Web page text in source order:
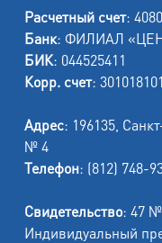
Расчетный счет:
Банк: ФИЛИАЛ
БИК: 044525411
Корр. счет:
Адрес: 196135,
№ 4
Телефон: (812) 748-
Свидетельство: 47
Индивидуальный